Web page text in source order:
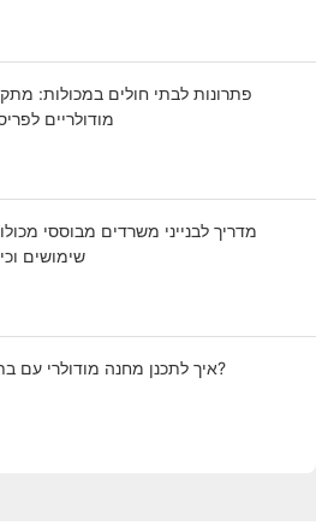
פתרונות לבתי חולים במכולות:
מודולריים
מדריך לבנייני משרדים מבוססי
שימושים
איך לתכנן מחנה מודולרי עם בתי מכולות?